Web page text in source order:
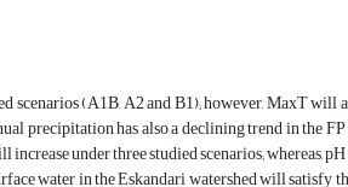
(A1B, A2 and B1); however, MaxT will
precipitation has also a declining trend in the
under three studied scenarios; whereas,
water in the Eskandari watershed will